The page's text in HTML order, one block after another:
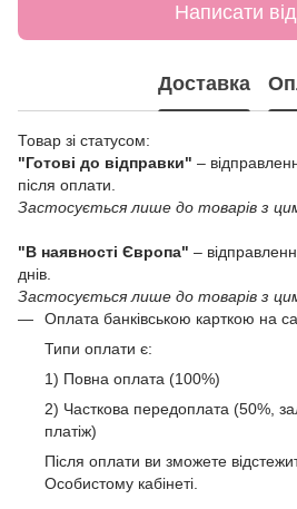
Написати
Доставка
Товар зі статусом:
"Готові до відправки" –
після оплати.
Застосується лише до товарів з
"В наявності Європа" –
днів.
Застосується лише до товарів з
Оплата банківською карткою на
Типи оплати є:
1) Повна оплата (100%)
2) Часткова передоплата (50%,
платіж)
Після оплати ви зможете
Особистому кабінеті.